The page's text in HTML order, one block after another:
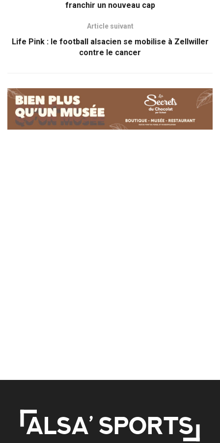
franchir un nouveau cap
Article suivant
Life Pink : le football alsacien se mobilise à Zellwiller
contre le cancer